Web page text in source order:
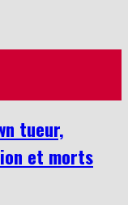
tueur,
et morts